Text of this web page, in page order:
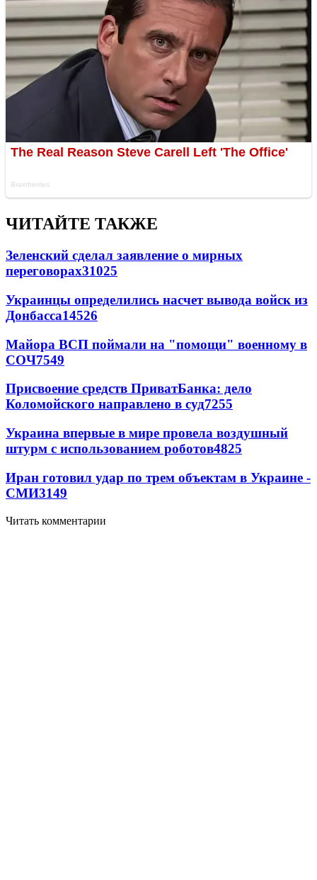
ЧИТАЙТЕ ТАКЖЕ
Зеленский сделал заявление о мирных
переговорах31025
Украинцы определились насчет вывода войск из
Донбасса14526
Майора ВСП поймали на "помощи" военному в
СОЧ7549
Присвоение средств ПриватБанка: дело
Коломойского направлено в суд7255
Украина впервые в мире провела воздушный
штурм с использованием роботов4825
Иран готовил удар по трем объектам в Украине -
СМИ3149
Читать комментарии